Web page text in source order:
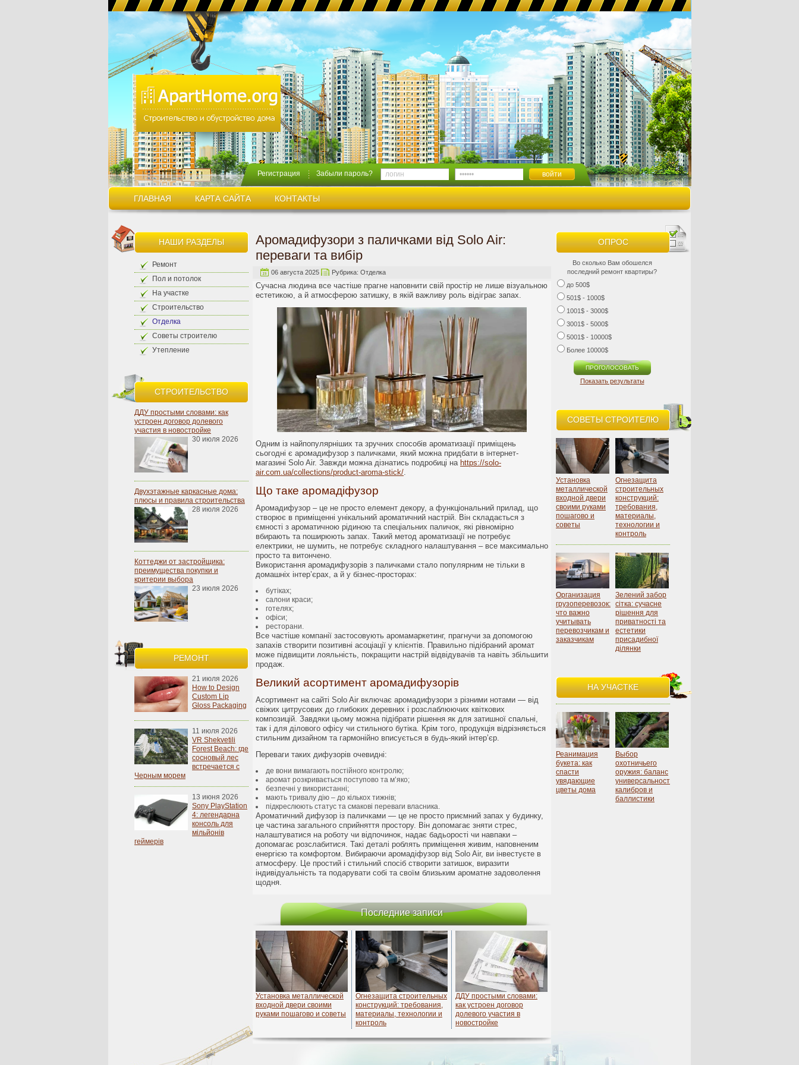
Регистрация Забыли пароль?
ГЛАВНАЯ КАРТА САЙТА КОНТАКТЫ
НАШИ РАЗДЕЛЫ
Ремонт
Пол и потолок
На участке
Строительство
Отделка
Советы строителю
Утепление
СТРОИТЕЛЬСТВО
ДДУ простыми словами: как
устроен договор долевого
участия в новостройке
30 июля 2026
Двухэтажные каркасные дома:
плюсы и правила строительства
28 июля 2026
Коттеджи от застройщика:
преимущества покупки и
критерии выбора
23 июля 2026
РЕМОНТ
21 июля 2026
How to Design
Custom Lip
Gloss Packaging
11 июля 2026
VR Shekvetili
Forest Beach: где
сосновый лес
встречается с
Черным морем
13 июня 2026
Sony PlayStation
4: легендарна
консоль для
мільйонів
геймерів
ОПРОС
Во сколько Вам обошелся
последний ремонт квартиры?
до 500$
501$ - 1000$
1001$ - 3000$
3001$ - 5000$
5001$ - 10000$
Более 10000$
Показать результаты
СОВЕТЫ СТРОИТЕЛЮ
Установка
металлической
входной двери
своими руками
пошагово и
советы
Огнезащита
строительных
конструкций:
требования,
материалы,
технологии и
контроль
Организация
грузоперевозок:
что важно
учитывать
перевозчикам и
заказчикам
Зелений забор
сітка: сучасне
рішення для
приватності та
естетики
присадибної
ділянки
НА УЧАСТКЕ
Реанимация
букета: как
спасти
увядающие
цветы дома
Выбор
охотничьего
оружия: баланс
универсальности,
калибров и
баллистики
Аромадифузори з паличками від Solo Air:
переваги та вибір
06 августа 2025 Рубрика: Отделка
Сучасна людина все частіше прагне наповнити свій простір не лише візуальною
естетикою, а й атмосферою затишку, в якій важливу роль відіграє запах.
Одним із найпопулярніших та зручних способів ароматизації приміщень
сьогодні є аромадифузор з паличками, який можна придбати в інтернет-
магазині Solo Air. Завжди можна дізнатись подробиці на https://solo-
air.com.ua/collections/product-aroma-stick/.
Що таке аромадіфузор
Аромадифузор – це не просто елемент декору, а функціональний прилад, що
створює в приміщенні унікальний ароматичний настрій. Він складається з
ємності з ароматичною рідиною та спеціальних паличок, які рівномірно
вбирають та поширюють запах. Такий метод ароматизації не потребує
електрики, не шумить, не потребує складного налаштування – все максимально
просто та витончено.
Використання аромадифузорів з паличками стало популярним не тільки в
домашніх інтер’єрах, а й у бізнес-просторах:
бутіках;
салони краси;
готелях;
офіси;
ресторани.
Все частіше компанії застосовують аромамаркетинг, прагнучи за допомогою
запахів створити позитивні асоціації у клієнтів. Правильно підібраний аромат
може підвищити лояльність, покращити настрій відвідувачів та навіть збільшити
продаж.
Великий асортимент аромадифузорів
Асортимент на сайті Solo Air включає аромадифузори з різними нотами — від
свіжих цитрусових до глибоких деревних і розслаблюючих квіткових
композицій. Завдяки цьому можна підібрати рішення як для затишної спальні,
так і для ділового офісу чи стильного бутіка. Крім того, продукція відрізняється
стильним дизайном та гармонійно вписується в будь-який інтер’єр.
Переваги таких дифузорів очевидні:
де вони вимагають постійного контролю;
аромат розкривається поступово та м’яко;
безпечні у використанні;
мають тривалу дію – до кількох тижнів;
підкреслюють статус та смакові переваги власника.
Ароматичний дифузор із паличками — це не просто приємний запах у будинку,
це частина загального сприйняття простору. Він допомагає зняти стрес,
налаштуватися на роботу чи відпочинок, надає бадьорості чи навпаки –
допомагає розслабитися. Такі деталі роблять приміщення живим, наповненим
енергією та комфортом. Вибираючи аромадіфузор від Solo Air, ви інвестуєте в
атмосферу. Це простий і стильний спосіб створити затишок, виразити
індивідуальність та подарувати собі та своїм близьким ароматне задоволення
щодня.
Последние записи
Установка металлической
входной двери своими
руками пошагово и советы
Огнезащита строительных
конструкций: требования,
материалы, технологии и
контроль
ДДУ простыми словами:
как устроен договор
долевого участия в
новостройке